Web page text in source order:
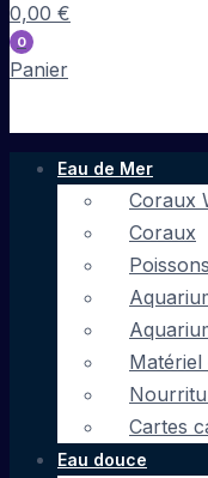
0,00 €
0
Panier
Eau de Mer
Coraux
Coraux
Matériel
Cartes
Eau douce